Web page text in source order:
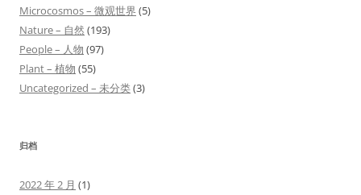
Microcosmos – 微观世界 (5)
Nature – 自然 (193)
People – 人物 (97)
Plant – 植物 (55)
Uncategorized – 未分类(3)
归档
2022 年 2 月 (1)